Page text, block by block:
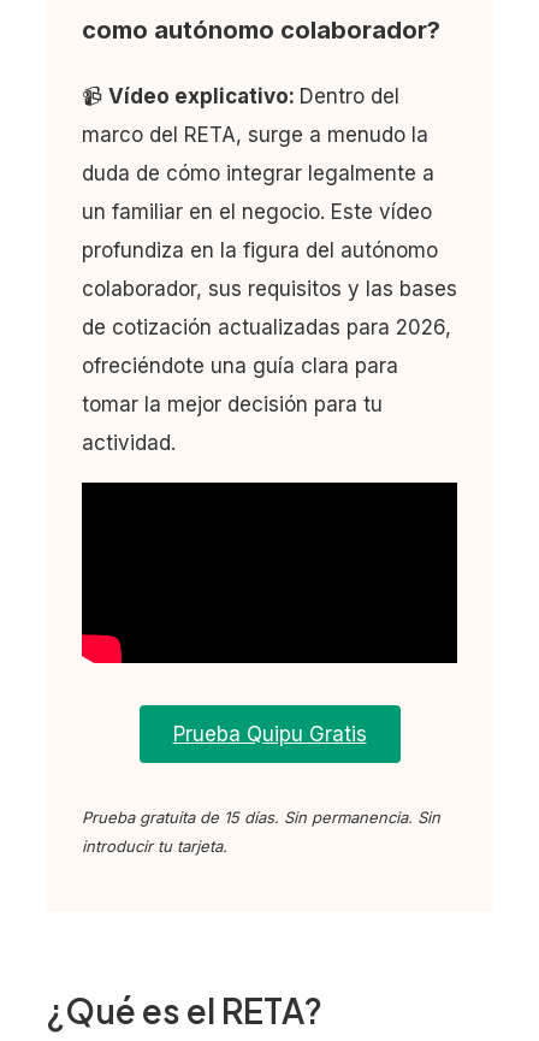
como autónomo colaborador?
📹 Vídeo explicativo: Dentro del
marco del RETA, surge a menudo la
duda de cómo integrar legalmente a
un familiar en el negocio. Este vídeo
profundiza en la figura del autónomo
colaborador, sus requisitos y las bases
de cotización actualizadas para 2026,
ofreciéndote una guía clara para
tomar la mejor decisión para tu
actividad.
Prueba Quipu Gratis
Prueba gratuita de 15 días. Sin permanencia. Sin
introducir tu tarjeta.
¿Qué es el RETA?